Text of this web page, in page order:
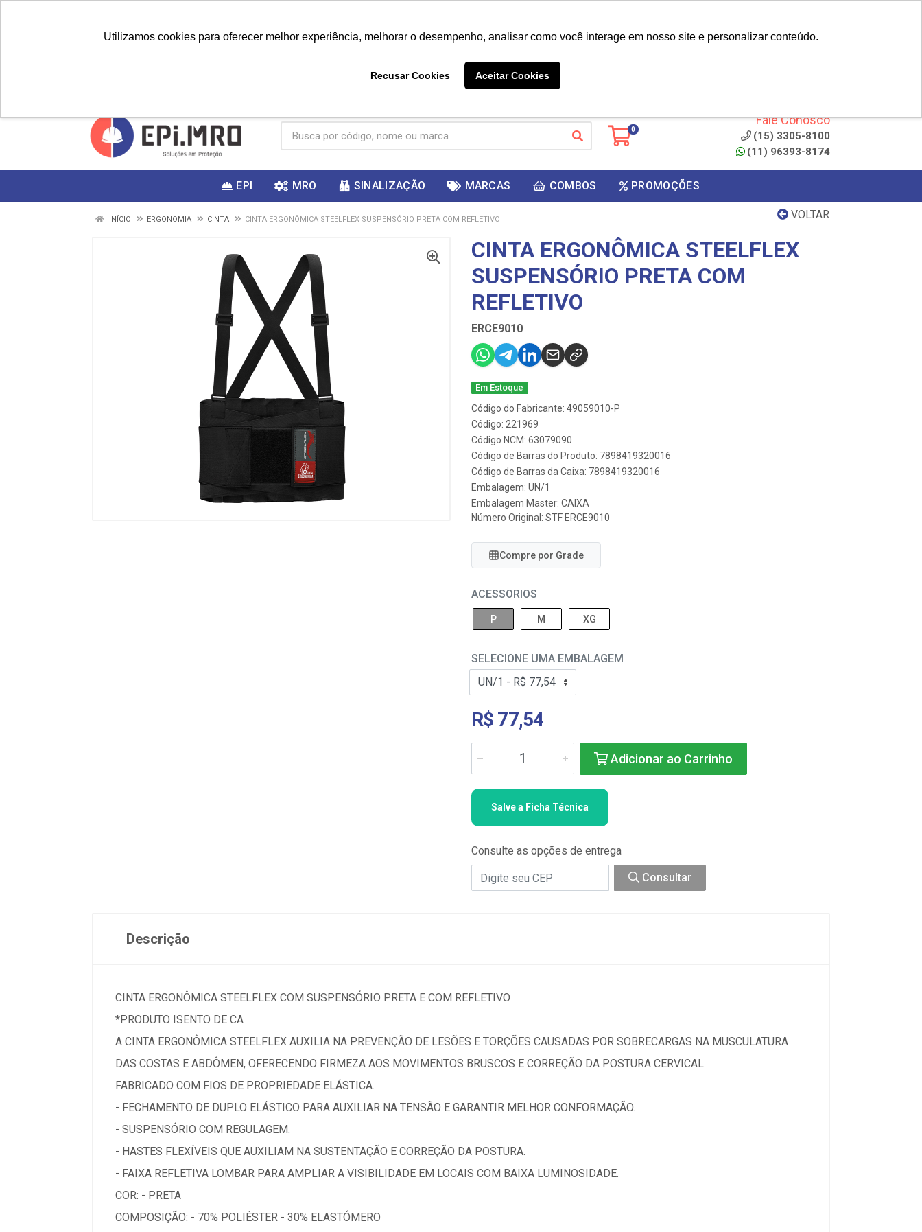
Utilizamos cookies para oferecer melhor experiência, melhorar o desempenho, analisar como você interage em nosso site e personalizar conteúdo.
Recusar Cookies Aceitar Cookies
ganhar
0
Fale Conosco
(15) 3305-8100
(11) 96393-8174
EPI MRO SINALIZAÇÃO MARCAS COMBOS PROMOÇÕES
VOLTAR
INÍCIO ERGONOMIA CINTA CINTA ERGONÔMICA STEELFLEX SUSPENSÓRIO PRETA COM REFLETIVO
CINTA ERGONÔMICA STEELFLEX
SUSPENSÓRIO PRETA COM
REFLETIVO
ERCE9010
Em Estoque
Código do Fabricante: 49059010-P
Código: 221969
Código NCM: 63079090
Código de Barras do Produto: 7898419320016
Código de Barras da Caixa: 7898419320016
Embalagem: UN/1
Embalagem Master: CAIXA
Número Original: STF ERCE9010
Compre por Grade
ACESSORIOS
P M XG
SELECIONE UMA EMBALAGEM
R$ 77,54
Adicionar ao Carrinho
Salve a Ficha Técnica
Consulte as opções de entrega
Consultar
Descrição
CINTA ERGONÔMICA STEELFLEX COM SUSPENSÓRIO PRETA E COM REFLETIVO
*PRODUTO ISENTO DE CA
A CINTA ERGONÔMICA STEELFLEX AUXILIA NA PREVENÇÃO DE LESÕES E TORÇÕES CAUSADAS POR SOBRECARGAS NA MUSCULATURA
DAS COSTAS E ABDÔMEN, OFERECENDO FIRMEZA AOS MOVIMENTOS BRUSCOS E CORREÇÃO DA POSTURA CERVICAL.
FABRICADO COM FIOS DE PROPRIEDADE ELÁSTICA.
- FECHAMENTO DE DUPLO ELÁSTICO PARA AUXILIAR NA TENSÃO E GARANTIR MELHOR CONFORMAÇÃO.
- SUSPENSÓRIO COM REGULAGEM.
- HASTES FLEXÍVEIS QUE AUXILIAM NA SUSTENTAÇÃO E CORREÇÃO DA POSTURA.
- FAIXA REFLETIVA LOMBAR PARA AMPLIAR A VISIBILIDADE EM LOCAIS COM BAIXA LUMINOSIDADE.
COR: - PRETA
COMPOSIÇÃO: - 70% POLIÉSTER - 30% ELASTÓMERO